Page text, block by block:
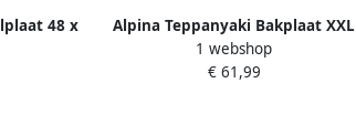
48 x
Alpina Teppanyaki Bakplaat XXL
Grillplaat 2000W Grill en Gourmet
Plaat Electrisch Plancha 100 x 20
1 webshop
€ 61,99